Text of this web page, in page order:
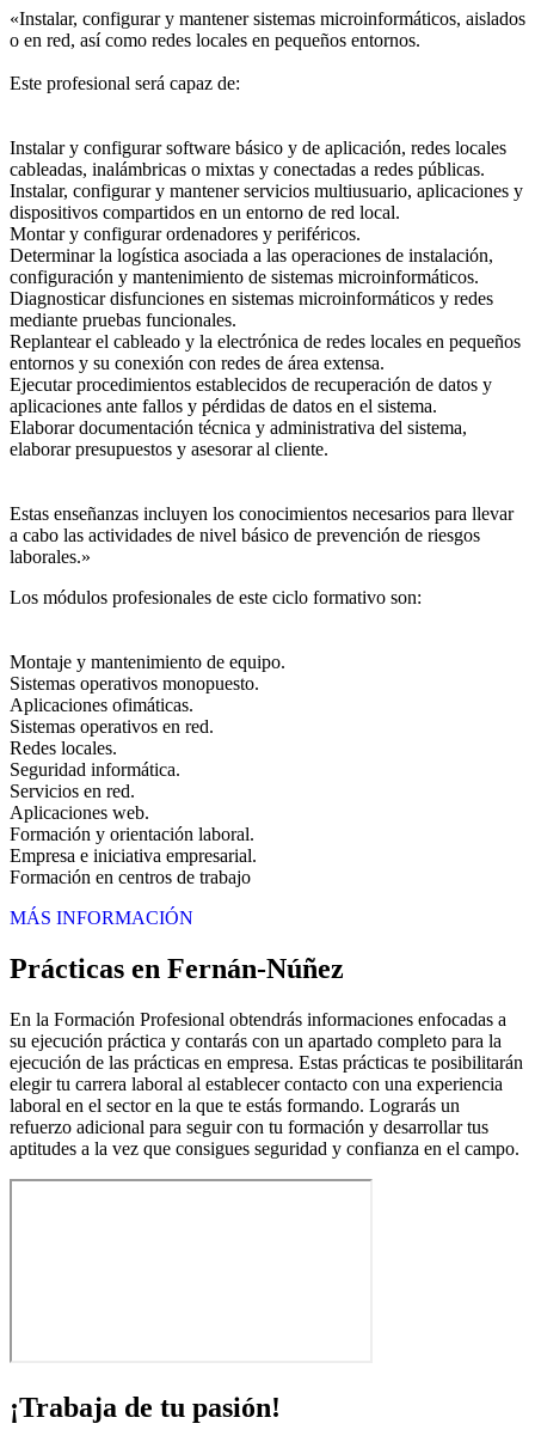
«Instalar, configurar y mantener sistemas microinformáticos, aislados
o en red, así como redes locales en pequeños entornos.
Este profesional será capaz de:
Instalar y configurar software básico y de aplicación, redes locales
cableadas, inalámbricas o mixtas y conectadas a redes públicas.
Instalar, configurar y mantener servicios multiusuario, aplicaciones y
dispositivos compartidos en un entorno de red local.
Montar y configurar ordenadores y periféricos.
Determinar la logística asociada a las operaciones de instalación,
configuración y mantenimiento de sistemas microinformáticos.
Diagnosticar disfunciones en sistemas microinformáticos y redes
mediante pruebas funcionales.
Replantear el cableado y la electrónica de redes locales en pequeños
entornos y su conexión con redes de área extensa.
Ejecutar procedimientos establecidos de recuperación de datos y
aplicaciones ante fallos y pérdidas de datos en el sistema.
Elaborar documentación técnica y administrativa del sistema,
elaborar presupuestos y asesorar al cliente.
Estas enseñanzas incluyen los conocimientos necesarios para llevar
a cabo las actividades de nivel básico de prevención de riesgos
laborales.»
Los módulos profesionales de este ciclo formativo son:
Montaje y mantenimiento de equipo.
Sistemas operativos monopuesto.
Aplicaciones ofimáticas.
Sistemas operativos en red.
Redes locales.
Seguridad informática.
Servicios en red.
Aplicaciones web.
Formación y orientación laboral.
Empresa e iniciativa empresarial.
Formación en centros de trabajo
MÁS INFORMACIÓN
Prácticas en Fernán-Núñez
En la Formación Profesional obtendrás informaciones enfocadas a
su ejecución práctica y contarás con un apartado completo para la
ejecución de las prácticas en empresa. Estas prácticas te posibilitarán
elegir tu carrera laboral al establecer contacto con una experiencia
laboral en el sector en la que te estás formando. Lograrás un
refuerzo adicional para seguir con tu formación y desarrollar tus
aptitudes a la vez que consigues seguridad y confianza en el campo.
¡Trabaja de tu pasión!